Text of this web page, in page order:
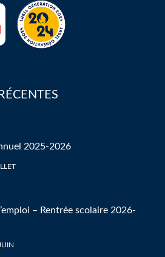
2025-2026
– Rentrée scolaire 2026-
JUIN